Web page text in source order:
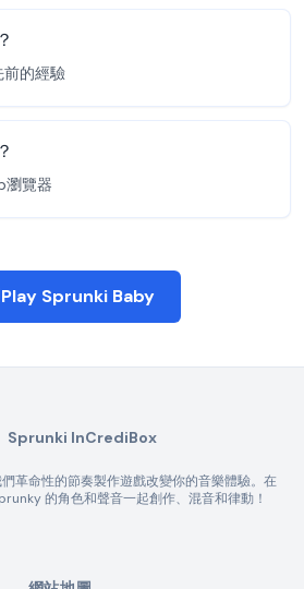
前的經驗
瀏覽器
Sprunki Baby
Sprunki InCrediBox
革命性的節奏製作遊戲改變你的音樂體驗。在
的角色和聲音一起創作、混音和律動！